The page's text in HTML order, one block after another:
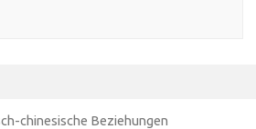
chinesische Beziehungen